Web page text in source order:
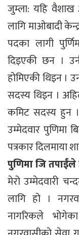
जुम्ला: यहि वैशाख
लागि माओबादी
पदका लागी
दिइएकी छन ।
होमिएकी थिइन ।
सदस्य थिइन ।
कमिट सदस्य हुन
उम्मेदवार पुणिमा
पत्रकार दिलमाया
पुणिमा जि तपाईंले
मेरो उम्मेदवारी
लागि हो ।
नागरिकले